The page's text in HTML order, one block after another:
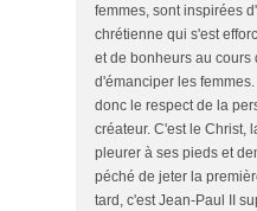
femmes, sont inspirées
chrétienne qui s'est
et de bonheurs au cours
d'émanciper les
donc le respect de la
créateur. C'est le Christ,
pleurer à ses pieds et
péché de jeter la
tard, c'est Jean-Paul II